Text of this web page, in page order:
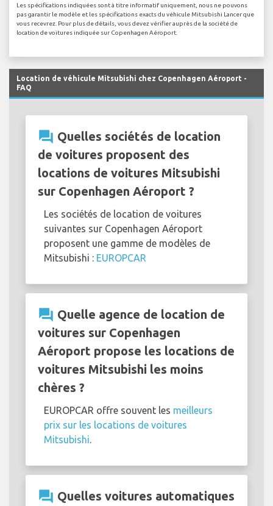
Les spécifications indiquées sont à titre informatif uniquement, nous ne pouvons
pas garantir le modèle et les spécifications exacts du véhicule Mitsubishi Lancer que
vous recevrez. Pour plus de détails, vous devez vérifier auprès de la société de
location de voitures indiquée sur Copenhagen Aéroport.
Location de véhicule Mitsubishi chez Copenhagen Aéroport -
FAQ
question_answer Quelles sociétés de location
de voitures proposent des
locations de voitures Mitsubishi
sur Copenhagen Aéroport ?
Les sociétés de location de voitures
suivantes sur Copenhagen Aéroport
proposent une gamme de modèles de
Mitsubishi : EUROPCAR
question_answer Quelle agence de location de
voitures sur Copenhagen
Aéroport propose les locations de
voitures Mitsubishi les moins
chères ?
EUROPCAR offre souvent les meilleurs
prix sur les locations de voitures
Mitsubishi
question_answer Quelles voitures automatiques